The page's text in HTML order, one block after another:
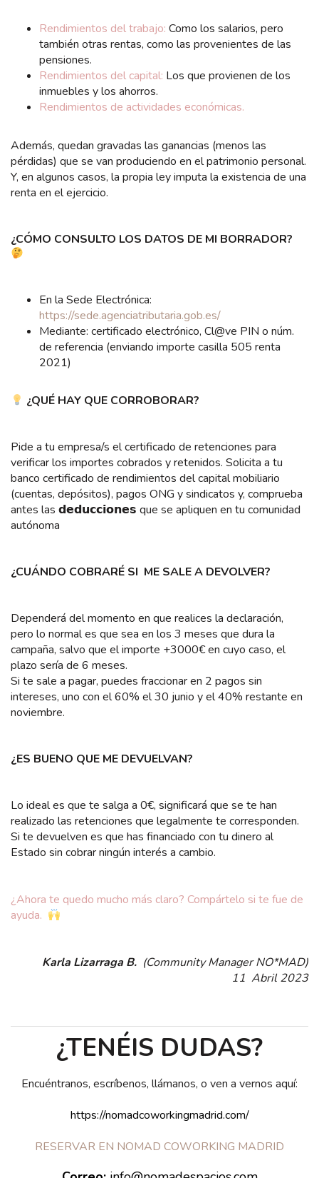
Rendimientos del trabajo: Como los salarios, pero
también otras rentas, como las provenientes de las
pensiones.
Rendimientos del capital: Los que provienen de los
inmuebles y los ahorros.
Rendimientos de actividades económicas.
Además, quedan gravadas las ganancias (menos las
pérdidas) que se van produciendo en el patrimonio personal.
Y, en algunos casos, la propia ley imputa la existencia de una
renta en el ejercicio.
¿CÓMO CONSULTO LOS DATOS DE MI BORRADOR?
En la Sede Electrónica:
https://sede.agenciatributaria.gob.es/
Mediante: certificado electrónico, Cl@ve PIN o núm.
de referencia (enviando importe casilla 505 renta
2021)
¿QUÉ HAY QUE CORROBORAR?
Pide a tu empresa/s el certificado de retenciones para
verificar los importes cobrados y retenidos. Solicita a tu
banco certificado de rendimientos del capital mobiliario
(cuentas, depósitos), pagos ONG y sindicatos y, comprueba
antes las 𝗱𝗲𝗱𝘂𝗰𝗰𝗶𝗼𝗻𝗲𝘀 que se apliquen en tu comunidad
autónoma
¿CUÁNDO COBRARÉ SI ME SALE A DEVOLVER?
Dependerá del momento en que realices la declaración,
pero lo normal es que sea en los 3 meses que dura la
campaña, salvo que el importe +3000€ en cuyo caso, el
plazo sería de 6 meses.
Si te sale a pagar, puedes fraccionar en 2 pagos sin
intereses, uno con el 60% el 30 junio y el 40% restante en
noviembre.
¿ES BUENO QUE ME DEVUELVAN?
Lo ideal es que te salga a 0€, significará que se te han
realizado las retenciones que legalmente te corresponden.
Si te devuelven es que has financiado con tu dinero al
Estado sin cobrar ningún interés a cambio.
¿Ahora te quedo mucho más claro? Compártelo si te fue de
ayuda.
Karla Lizarraga B. (Community Manager NO*MAD)
11 Abril 2023
¿TENÉIS DUDAS?
Encuéntranos, escríbenos, llámanos, o ven a vernos aquí:
https://nomadcoworkingmadrid.com/
RESERVAR EN NOMAD COWORKING MADRID